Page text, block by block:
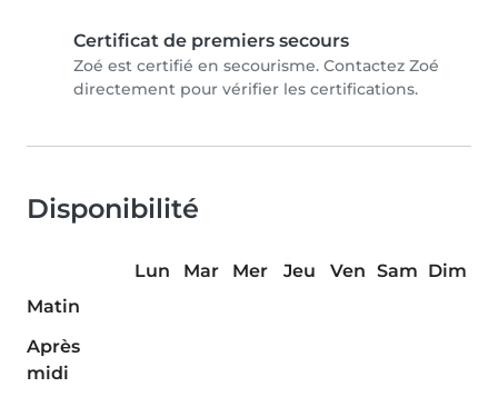
Certificat de premiers secours
Zoé est certifié en secourisme. Contactez Zoé
directement pour vérifier les certifications.
Disponibilité
Lun Mar Mer Jeu Ven Sam Dim
Matin
Après
midi